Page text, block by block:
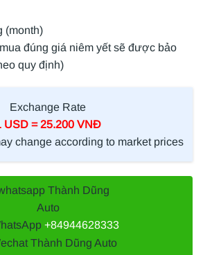
(month)
đúng giá niêm yết sẽ được bảo
quy định)
Exchange Rate
USD = 25.200 VNĐ
change according to market prices
+84944628333